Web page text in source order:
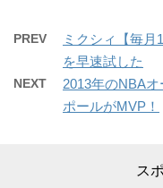
PREV
ミクシィ【毎月
を早速試した
NEXT
2013年のNBA
ポールがMVP！
ス